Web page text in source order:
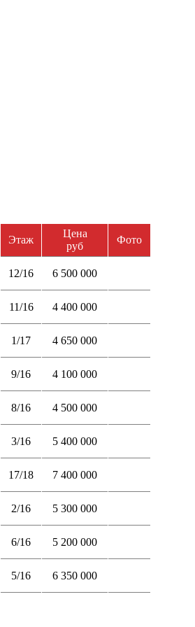
Этаж
Цена
руб
Фото
12/16 6 500 000
11/16 4 400 000
1/17 4 650 000
9/16 4 100 000
8/16 4 500 000
3/16 5 400 000
17/18 7 400 000
2/16 5 300 000
6/16 5 200 000
5/16 6 350 000